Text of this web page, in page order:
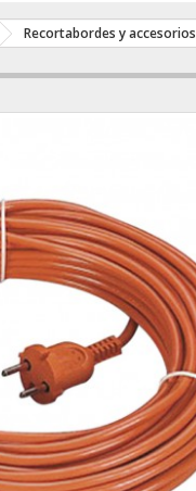
Recortabordes y accesorios